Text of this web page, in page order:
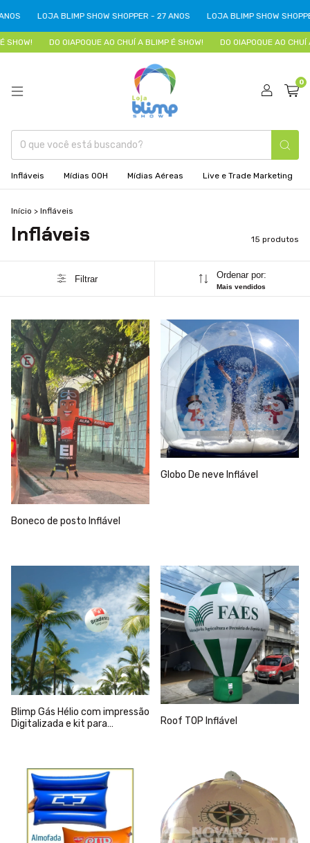
LOJA BLIMP SHOW SHOPPER - 27 ANOS LOJA BLIMP SHOW SHOPPER - 27
DO OIAPOQUE AO CHUÍ A BLIMP É SHOW! DO OIAPOQUE AO CHUÍ A
0
Infláveis Mídias OOH Mídias Aéreas Live e Trade Marketing
Início > Infláveis
Infláveis 15 produtos
Filtrar Ordenar por:
Mais vendidos
Boneco de posto Inflável
Globo De neve Inflável
Blimp Gás Hélio com impressão
Digitalizada e kit para
Roof TOP Inflável